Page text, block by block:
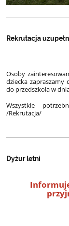
Rekrutacja
Osoby
dziecka zapraszamy
do przedszkola w
Wszystkie
/Rekrutacja/
Dyżur letni